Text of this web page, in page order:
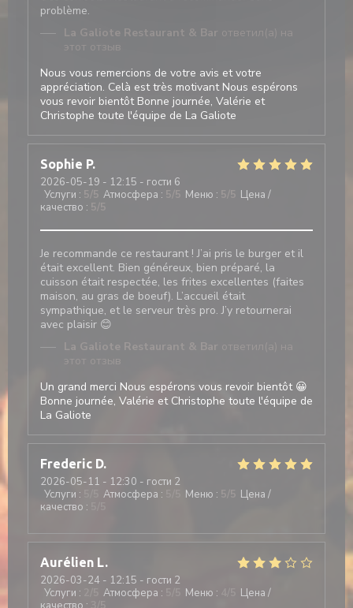
problème.
La Galiote Restaurant & Bar ответил(а) на
этот отзыв
Nous vous remercions de votre avis et votre
appréciation. Celà est très motivant Nous espérons
vous revoir bientôt Bonne journée, Valérie et
Christophe toute l'équipe de La Galiote
Sophie P
2026-05-19 - 12:15 - гости 6
Услуги : 5/5 Атмосфера : 5/5 Меню : 5/5 Цена /
качество : 5/5
Je recommande ce restaurant ! J’ai pris le burger et il
était excellent. Bien généreux, bien préparé, la
cuisson était respectée, les frites excellentes (faites
maison, au gras de boeuf). L’accueil était
sympathique, et le serveur très pro. J’y retournerai
avec plaisir 😊
La Galiote Restaurant & Bar ответил(а) на
этот отзыв
Un grand merci Nous espérons vous revoir bientôt 😀
Bonne journée, Valérie et Christophe toute l'équipe de
La Galiote
Frederic D
2026-05-11 - 12:30 - гости 2
Услуги : Атмосфера : Меню : 5 /5 Цена /
качество :
Aurélien L
2026-03-24 - 12:15 - гости 2
Услуги : Атмосфера : Меню :
Цена /